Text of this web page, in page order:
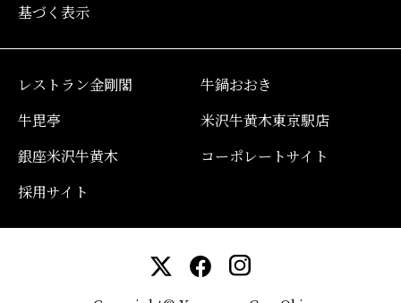
基づく表示
レストラン金剛閣
牛鍋おおき
牛毘亭
米沢牛黄木東京駅店
銀座米沢牛黄木
コーポレートサイト
採用サイト